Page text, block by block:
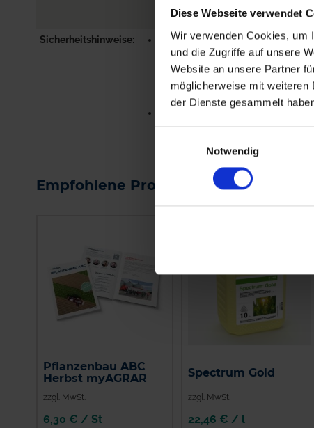
Diese Webseite verwendet
Wir verwenden Cookies, um
und die Zugriffe auf unsere
Website an unsere Partner
möglicherweise mit weiteren
der Dienste gesammelt
Notwendig
Sicherheitshinweise
P101-IST ÄRZTLICHER RAT
ERFORDERLICH, VERPACKUNG
ODER
KENNZEICHNUNGSETIKETT
BEREITHALTEN.
Empfohlene Produkte
Pflanzenbau ABC
Herbst myAGRAR
zzgl. MwSt.
6,30 € / St
Spectrum Gold
zzgl. MwSt.
22,46 € / l